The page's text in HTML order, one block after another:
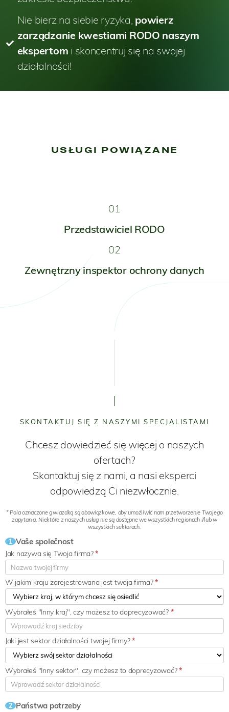
Nie bierz na siebie ryzyka, powierz
zarządzanie kwestiami RODO naszym
ekspertom i skoncentruj się na swojej
działalności!
USŁUGI POWIĄZANE
01
Przedstawiciel RODO
02
Zewnętrzny inspektor ochrony danych
SKONTAKTUJ SIĘ Z NASZYMI SPECJALISTAMI
Chcesz dowiedzieć się więcej o naszych
ofertach?
Skontaktuj się z nami, a nasi eksperci
odpowiedzą Ci niezwłocznie.
* Pola oznaczone gwiazdką są obowiązkowe, aby umożliwić nam przetworzenie Twojego
zapytania. Niektóre z naszych usług nie są dostępne we wszystkich regionach i/lub w
wszystkich sektorach.
1 Vaše společnost
Jak nazywa się Twoja firma?*
W jakim kraju zarejestrowana jest twoja firma?*
Jaki jest sektor działalności twojej firmy?*
Wybrałeś "Inny kraj", czy możesz to doprecyzować? *
Wybrałeś "Inny sektor", czy możesz to doprecyzować?*
2 Państwa potrzeby